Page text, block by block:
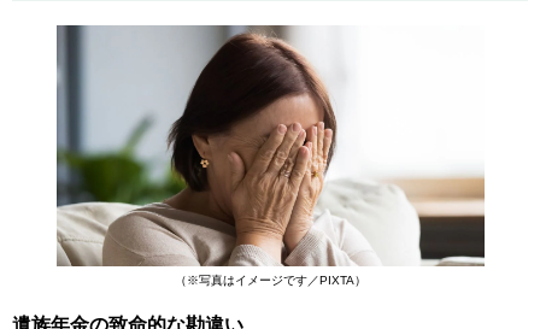
（※写真はイメージです／PIXTA）
遺族年金の致命的な勘違い